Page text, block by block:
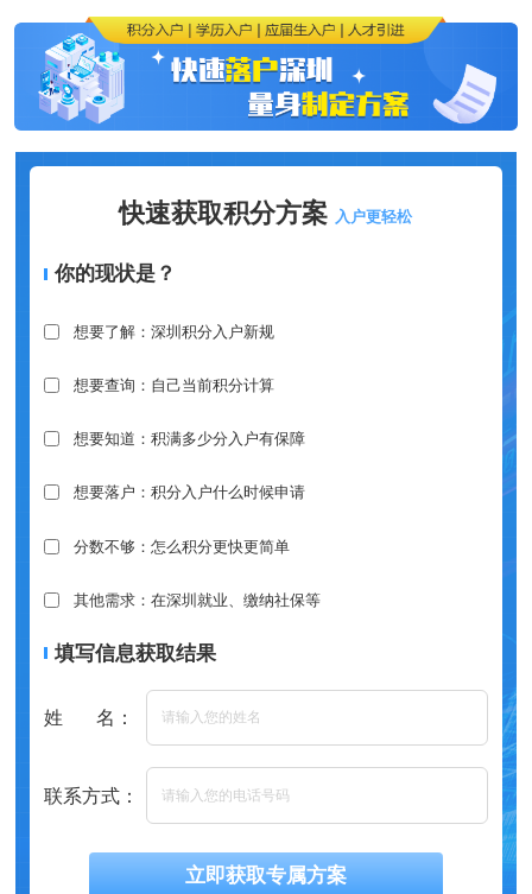
快速获取积分方案 入户更轻松
你的现状是？
想要了解：深圳积分入户新规
想要查询：自己当前积分计算
想要知道：积满多少分入户有保障
想要落户：积分入户什么时候申请
分数不够：怎么积分更快更简单
其他需求：在深圳就业、缴纳社保等
填写信息获取结果
姓 名：
联系方式：
立即获取专属方案